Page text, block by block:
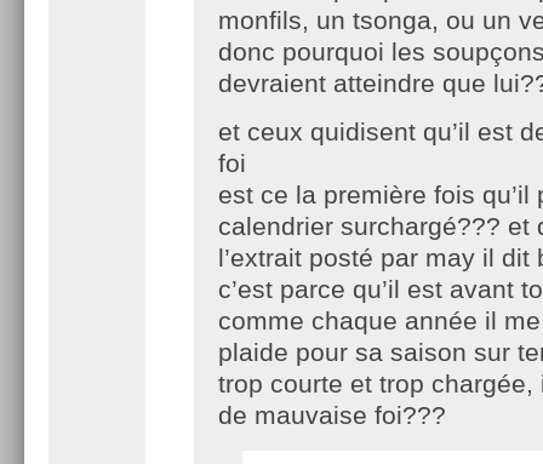
monfils, un tsonga, ou un
donc pourquoi les
devraient atteindre que
et ceux quidisent qu’il est
foi
est ce la première fois qu’il
calendrier surchargé??? et
l’extrait posté par may il dit
c’est parce qu’il est avant
comme chaque année il
plaide pour sa saison sur
trop courte et trop chargée,
de mauvaise foi???